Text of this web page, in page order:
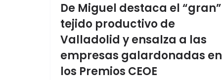
De Miguel destaca el “gran”
tejido productivo de
Valladolid y ensalza a las
empresas galardonadas en
los Premios CEOE